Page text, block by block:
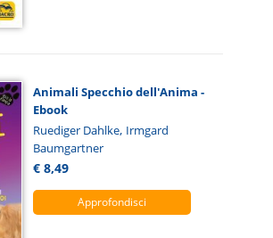
Animali Specchio dell'Anima -
Ebook
Ruediger Dahlke, Irmgard
Baumgartner
€ 8,49
Approfondisci